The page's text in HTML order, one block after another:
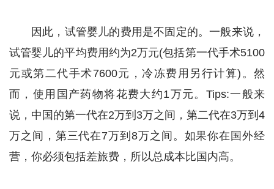
因此，试管婴儿的费用是不固定的。一般来说，
试管婴儿的平均费用约为2万元(包括第一代手术5100
元或第二代手术7600元，冷冻费用另行计算)。然
而，使用国产药物将花费大约1万元。Tips:一般来
说，中国的第一代在2万到3万之间，第二代在3万到4
万之间，第三代在7万到8万之间。如果你在国外经
营，你必须包括差旅费，所以总成本比国内高。